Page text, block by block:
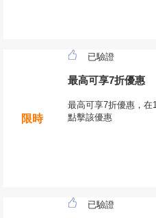
限時
已驗證
最高可享7折優惠
最高可享7折優惠，
點擊該優惠
已驗證